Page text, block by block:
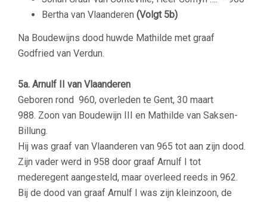
Bertha van Vlaanderen (Volgt 5b)
Na Boudewijns dood huwde Mathilde met graaf
Godfried van Verdun.
5a. Arnulf II van Vlaanderen
Geboren rond 960, overleden te Gent, 30 maart
988. Zoon van Boudewijn III en Mathilde van Saksen-
Billung.
Hij was graaf van Vlaanderen van 965 tot aan zijn dood.
Zijn vader werd in 958 door graaf Arnulf I tot
mederegent aangesteld, maar overleed reeds in 962.
Bij de dood van graaf Arnulf I was zijn kleinzoon, de